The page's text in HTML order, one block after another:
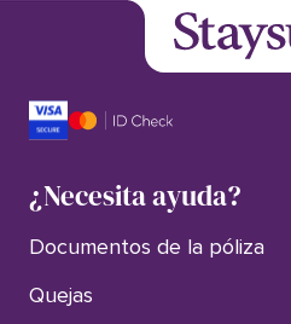
¿Necesita ayuda?
Documentos de la póliza
Quejas